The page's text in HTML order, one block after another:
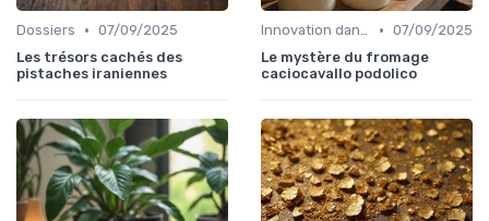
Dossiers • 07/09/2025
Les trésors cachés des
pistaches iraniennes
Innovation dans la food • 07/09/2025
Le mystère du fromage
caciocavallo podolico